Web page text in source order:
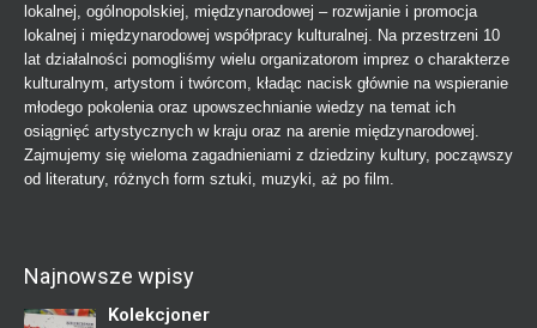
lokalnej, ogólnopolskiej, międzynarodowej – rozwijanie i promocja
lokalnej i międzynarodowej współpracy kulturalnej. Na przestrzeni 10
lat działalności pomogliśmy wielu organizatorom imprez o charakterze
kulturalnym, artystom i twórcom, kładąc nacisk głównie na wspieranie
młodego pokolenia oraz upowszechnianie wiedzy na temat ich
osiągnięć artystycznych w kraju oraz na arenie międzynarodowej.
Zajmujemy się wieloma zagadnieniami z dziedziny kultury, począwszy
od literatury, różnych form sztuki, muzyki, aż po film.
Najnowsze wpisy
Kolekcjoner